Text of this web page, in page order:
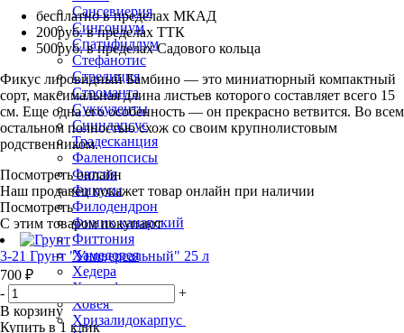
Сансевиерия
Сингониум
Спатифиллум
Стефанотис
Стрелиция
Строманта
Суккуленты
Сциндапсус
Традесканция
Фаленопсисы
Фатсия
Фикусы
Филодендрон
Финик канарский
Фиттония
Хамедорея
Хедера
Хлорофитум
Ховея
Хризалидокарпус
бесплатно в пределах МКАД
200руб. в пределах ТТК
500руб. в пределах Садового кольца
Фикус лировидный Бамбино — это миниатюрный компактный
сорт, максимальная длина листьев которого составляет всего 15
см. Еще одна его особенность — он прекрасно ветвится. Во всем
остальном полностью схож со своим крупнолистовым
родственником.
Посмотреть онлайн
Наш продавец покажет товар онлайн при наличии
Посмотреть
С этим товаром покупают
3-21 Грунт "Универсальный" 25 л
700 ₽
-
+
В корзину
Купить в 1 клик